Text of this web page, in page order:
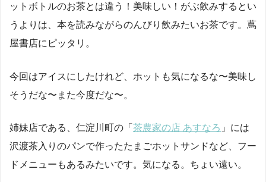
ットボトルのお茶とは違う！美味しい！がぶ飲みするとい
うよりは、本を読みながらのんびり飲みたいお茶です。蔦
屋書店にピッタリ。
今回はアイスにしたけれど、ホットも気になるな〜美味し
そうだな〜また今度だな〜。
姉妹店である、仁淀川町の「茶農家の店 あすなろ 」には
沢渡茶入りのパンで作ったたまごホットサンドなど、フー
ドメニューもあるみたいです。気になる。ちょい遠い。